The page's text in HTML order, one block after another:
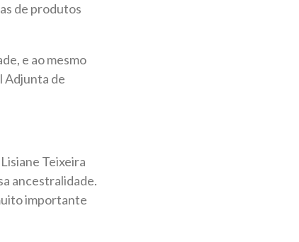
de produtos
e ao mesmo
Adjunta de
Teixeira
ancestralidade.
importante